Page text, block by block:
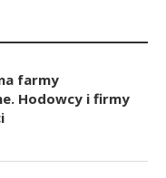
farmy
Hodowcy i firmy